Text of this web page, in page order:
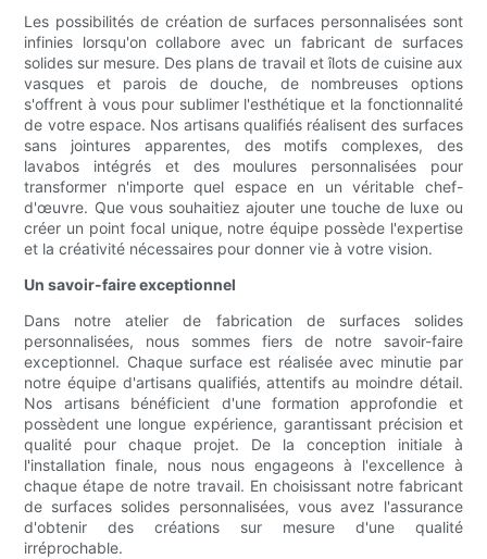
Les possibilités de création de surfaces personnalisées sont
infinies lorsqu'on collabore avec un fabricant de surfaces
solides sur mesure. Des plans de travail et îlots de cuisine aux
vasques et parois de douche, de nombreuses options
s'offrent à vous pour sublimer l'esthétique et la fonctionnalité
de votre espace. Nos artisans qualifiés réalisent des surfaces
sans jointures apparentes, des motifs complexes, des
lavabos intégrés et des moulures personnalisées pour
transformer n'importe quel espace en un véritable chef-
d'œuvre. Que vous souhaitiez ajouter une touche de luxe ou
créer un point focal unique, notre équipe possède l'expertise
et la créativité nécessaires pour donner vie à votre vision.
Un savoir-faire exceptionnel
Dans notre atelier de fabrication de surfaces solides
personnalisées, nous sommes fiers de notre savoir-faire
exceptionnel. Chaque surface est réalisée avec minutie par
notre équipe d'artisans qualifiés, attentifs au moindre détail.
Nos artisans bénéficient d'une formation approfondie et
possèdent une longue expérience, garantissant précision et
qualité pour chaque projet. De la conception initiale à
l'installation finale, nous nous engageons à l'excellence à
chaque étape de notre travail. En choisissant notre fabricant
de surfaces solides personnalisées, vous avez l'assurance
d'obtenir des créations sur mesure d'une qualité
irréprochable.